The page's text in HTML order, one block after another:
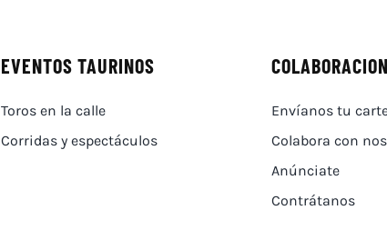
EVENTOS TAURINOS
Toros en la calle
Corridas y espectáculos
Envíanos tu
Colabora con
Anúnciate
Contrátanos